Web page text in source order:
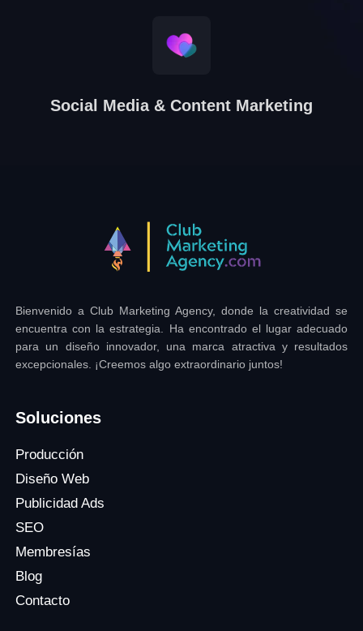
Social Media & Content Marketing
Bienvenido a Club Marketing Agency, donde la creatividad se
encuentra con la estrategia. Ha encontrado el lugar adecuado
para un diseño innovador, una marca atractiva y resultados
excepcionales. ¡Creemos algo extraordinario juntos!
Soluciones
Producción
Diseño Web
Publicidad Ads
SEO
Membresías
Blog
Contacto